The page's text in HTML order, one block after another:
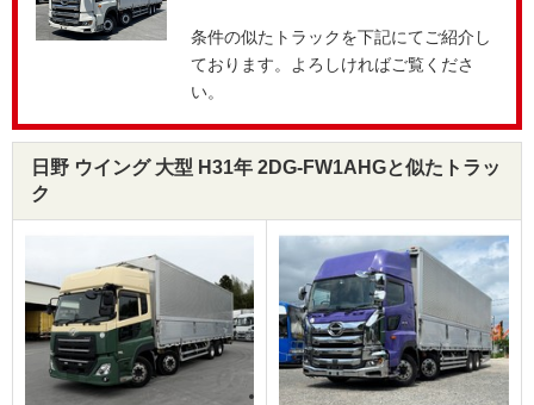
条件の似たトラックを下記にてご紹介し
ております。よろしければご覧くださ
い。
日野 ウイング 大型 H31年 2DG-FW1AHGと似たトラッ
ク